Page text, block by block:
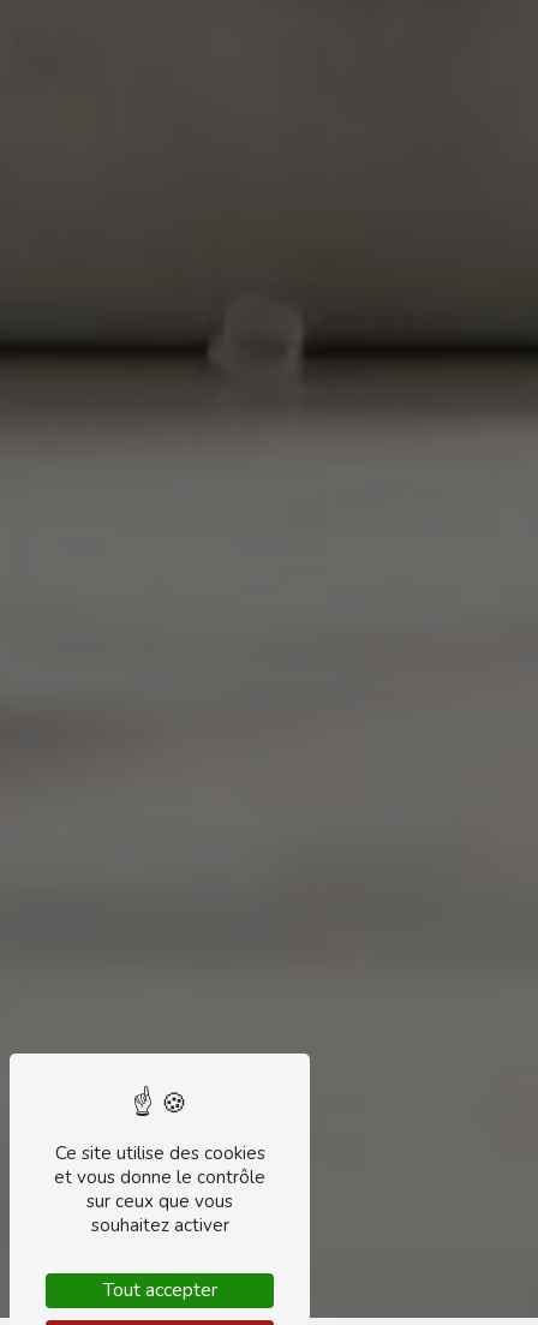
Ce site utilise des cookies
et vous donne le contrôle
sur ceux que vous
souhaitez activer
Tout accepter